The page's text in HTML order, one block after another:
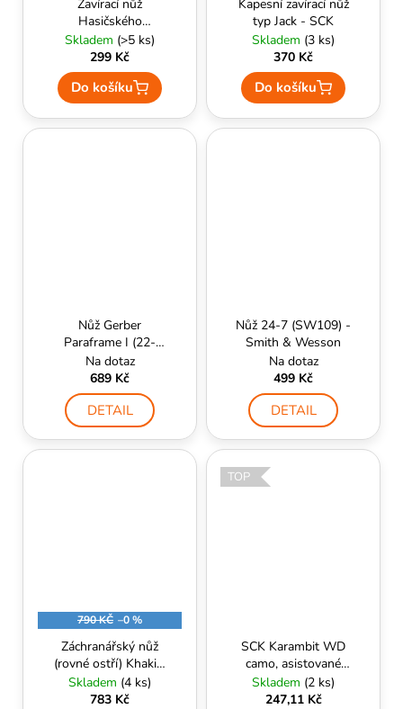
Zavírací nůž
Hasičského
záchranného sboru
(Coyote)-101 INC
Skladem (>5 ks)
299 Kč
Do košíku
Kapesní zavírací nůž
typ Jack - SCK
Skladem (3 ks)
370 Kč
Do košíku
Nůž Gerber
Paraframe I (22-
48444) - Gerber
Na dotaz
689 Kč
DETAIL
Nůž 24-7 (SW109) -
Smith & Wesson
Na dotaz
499 Kč
DETAIL
790 KČ –0 %
Záchranářský nůž
(rovné ostří) Khaki -
ESP
Skladem (4 ks)
783 Kč
TOP
SCK Karambit WD
camo, asistované
otvírání, klipsna
(CW-H36)
Skladem (2 ks)
247,11 Kč